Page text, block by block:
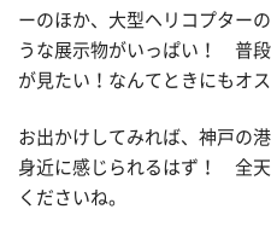
ーのほか、大型ヘリコプター
うな展示物がいっぱい！ 普
が見たい！なんてときにもオ
お出かけしてみれば、神戸の
身近に感じられるはず！ 全
くださいね。